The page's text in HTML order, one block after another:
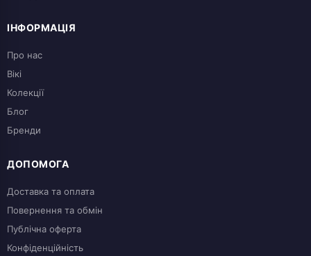
ІНФОРМАЦІЯ
Про нас
Вікі
Колекції
Блог
Бренди
ДОПОМОГА
Доставка та оплата
Повернення та обмін
Публічна оферта
Конфіденційність